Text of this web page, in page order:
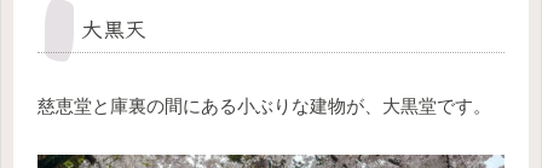
大黒天
慈恵堂と庫裏の間にある小ぶりな建物が、大黒堂です。